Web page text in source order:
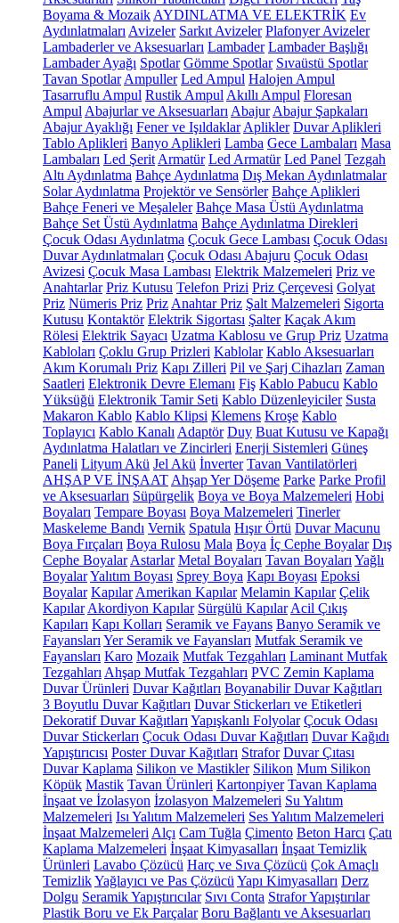
Boyama & Mozaik AYDINLATMA VE ELEKTRİK Ev
Aydınlatmaları Avizeler Sarkıt Avizeler Plafonyer Avizeler
Lambaderler ve Aksesuarları Lambader Lambader Başlığı
Lambader Ayağı Spotlar Gömme Spotlar Sıvaüstü Spotlar
Tavan Spotlar Ampuller Led Ampul Halojen Ampul
Tasarruflu Ampul Rustik Ampul Akıllı Ampul Floresan
Ampul Abajurlar ve Aksesuarları Abajur Abajur Şapkaları
Abajur Ayaklığı Fener ve Işıldaklar Aplikler Duvar Aplikleri
Tablo Aplikleri Banyo Aplikleri Lamba Gece Lambaları Masa
Lambaları Led Şerit Armatür Led Armatür Led Panel Tezgah
Altı Aydınlatma Bahçe Aydınlatma Dış Mekan Aydınlatmalar
Solar Aydınlatma Projektör ve Sensörler Bahçe Aplikleri
Bahçe Feneri ve Meşaleler Bahçe Masa Üstü Aydınlatma
Bahçe Set Üstü Aydınlatma Bahçe Aydınlatma Direkleri
Çocuk Odası Aydınlatma Çocuk Gece Lambası Çocuk Odası
Duvar Aydınlatmaları Çocuk Odası Abajuru Çocuk Odası
Avizesi Çocuk Masa Lambası Elektrik Malzemeleri Priz ve
Anahtarlar Priz Kutusu Telefon Prizi Priz Çerçevesi Golyat
Priz Nümeris Priz Priz Anahtar Priz Şalt Malzemeleri Sigorta
Kutusu Kontaktör Elektrik Sigortası Şalter Kaçak Akım
Rölesi Elektrik Sayacı Uzatma Kablosu ve Grup Priz Uzatma
Kabloları Çoklu Grup Prizleri Kablolar Kablo Aksesuarları
Akım Korumalı Priz Kapı Zilleri Pil ve Şarj Cihazları Zaman
Saatleri Elektronik Devre Elemanı Fiş Kablo Pabucu Kablo
Yüksüğü Elektronik Tamir Seti Kablo Düzenleyiciler Susta
Makaron Kablo Kablo Klipsi Klemens Kroşe Kablo
Toplayıcı Kablo Kanalı Adaptör Duy Buat Kutusu ve Kapağı
Aydınlatma Halatları ve Zincirleri Enerji Sistemleri Güneş
Paneli Lityum Akü Jel Akü İnverter Tavan Vantilatörleri
AHŞAP VE İNŞAAT Ahşap Yer Döşeme Parke Parke Profil
ve Aksesuarları Süpürgelik Boya ve Boya Malzemeleri Hobi
Boyaları Tempare Boyası Boya Malzemeleri Tinerler
Maskeleme Bandı Vernik Spatula Hışır Örtü Duvar Macunu
Boya Fırçaları Boya Rulosu Mala Boya İç Cephe Boyalar Dış
Cephe Boyalar Astarlar Metal Boyaları Tavan Boyaları Yağlı
BoyalarYalıtım Boyası Sprey Boya Kapı Boyası Epoksi
Boyalar Kapılar Amerikan Kapılar Melamin Kapılar Çelik
Kapılar Akordiyon Kapılar Sürgülü Kapılar Acil Çıkış
Kapıları Kapı Kolları Seramik ve Fayans Banyo Seramik ve
Fayansları Yer Seramik ve Fayansları Mutfak Seramik ve
Fayansları Karo Mozaik Mutfak Tezgahları Laminant Mutfak
Tezgahları Ahşap Mutfak Tezgahları PVC Zemin Kaplama
Duvar Ürünleri Duvar Kağıtları Boyanabilir Duvar Kağıtları
3 Boyutlu Duvar Kağıtları Duvar Stickerları ve Etiketleri
Dekoratif Duvar Kağıtları Yapışkanlı Folyolar Çocuk Odası
Duvar Stickerları Çocuk Odası Duvar Kağıtları Duvar Kağıdı
Yapıştırıcısı Poster Duvar Kağıtları Strafor Duvar Çıtası
Duvar Kaplama Silikon ve Mastikler Silikon Mum Silikon
Köpük Mastik Tavan Ürünleri Kartonpiyer Tavan Kaplama
İnşaat ve İzolasyon İzolasyon Malzemeleri Su Yalıtım
Malzemeleri Isı Yalıtım Malzemeleri Ses Yalıtım Malzemeleri
İnşaat Malzemeleri Alçı Cam Tuğla Çimento Beton Harcı Çatı
Kaplama Malzemeleri İnşaat Kimyasalları İnşaat Temizlik
Ürünleri Lavabo Çözücü Harç ve Sıva Çözücü Çok Amaçlı
TemizlikYağlayıcı ve Pas Çözücü Yapı Kimyasalları Derz
Dolgu Seramik Yapıştırıcılar Sıvı Conta Strafor Yapıştırılar
Plastik Boru ve Ek Parçalar Boru Bağlantı ve Aksesuarları